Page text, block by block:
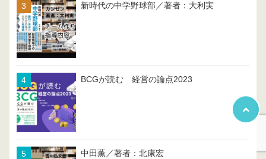
新時代の中学野球部／著者：大利実
BCGが読む 経営の論点2023
中田薫／著者：北康宏